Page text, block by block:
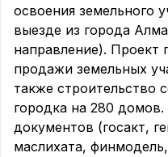
освоения земельного
выезде из города
направление). Проект
продажи земельных
также строительство
городка на 280 домов.
документов (госакт,
маслихата,